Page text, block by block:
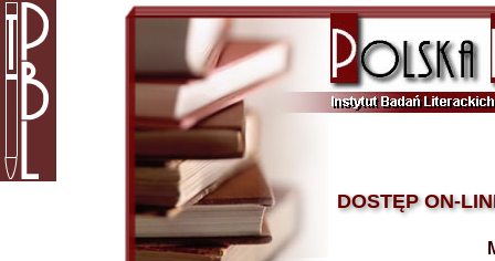
DOSTĘP ON-